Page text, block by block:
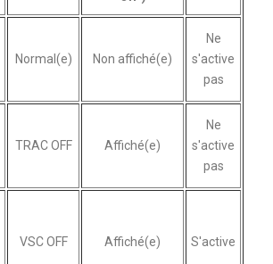
Normal(e) Non affiché(e)
Ne
s'active
pas
TRAC OFF Affiché(e)
Ne
s'active
pas
VSC OFF Affiché(e) S'active